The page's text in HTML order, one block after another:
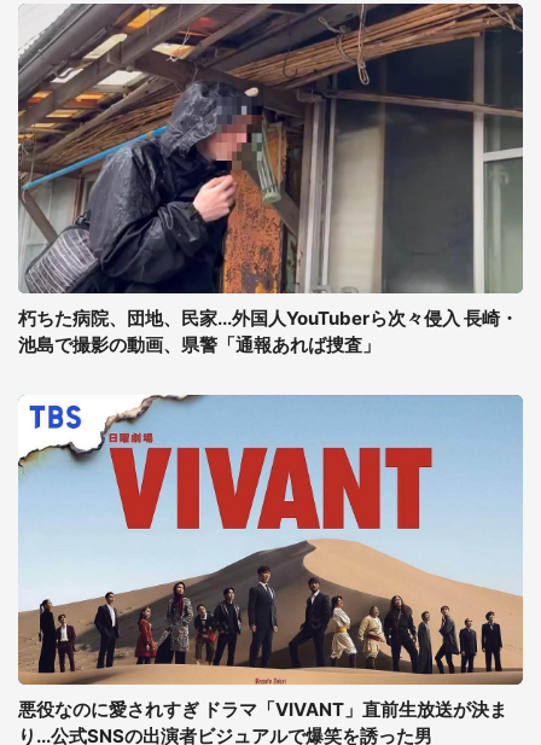
朽ちた病院、団地、民家...外国人YouTuberら次々侵入 長崎・
池島で撮影の動画、県警「通報あれば捜査」
悪役なのに愛されすぎ ドラマ「VIVANT」直前生放送が決ま
り...公式SNSの出演者ビジュアルで爆笑を誘った男